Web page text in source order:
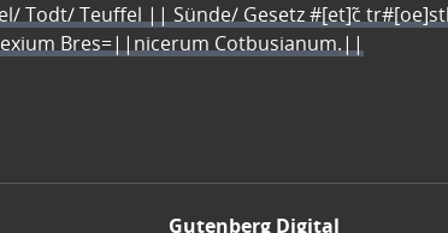
Todt/ Teuffel || Sünde/ Gesetz #[et]c̃
Bres=||nicerum Cotbusianum.||
Gutenberg Digital